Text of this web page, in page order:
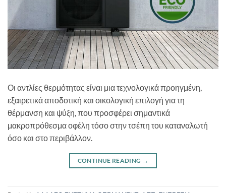
Οι αντλίες θερμότητας είναι μια τεχνολογικά προηγμένη,
εξαιρετικά αποδοτική και οικολογική επιλογή για τη
θέρμανση και ψύξη, που προσφέρει σημαντικά
μακροπρόθεσμα οφέλη τόσο στην τσέπη του καταναλωτή
όσο και στο περιβάλλον.
CONTINUE READING →